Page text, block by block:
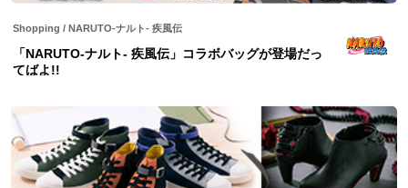
Shopping / NARUTO-ナルト- 疾風伝
「NARUTO-ナルト- 疾風伝」コラボバッグが登場だっ
てばよ!!